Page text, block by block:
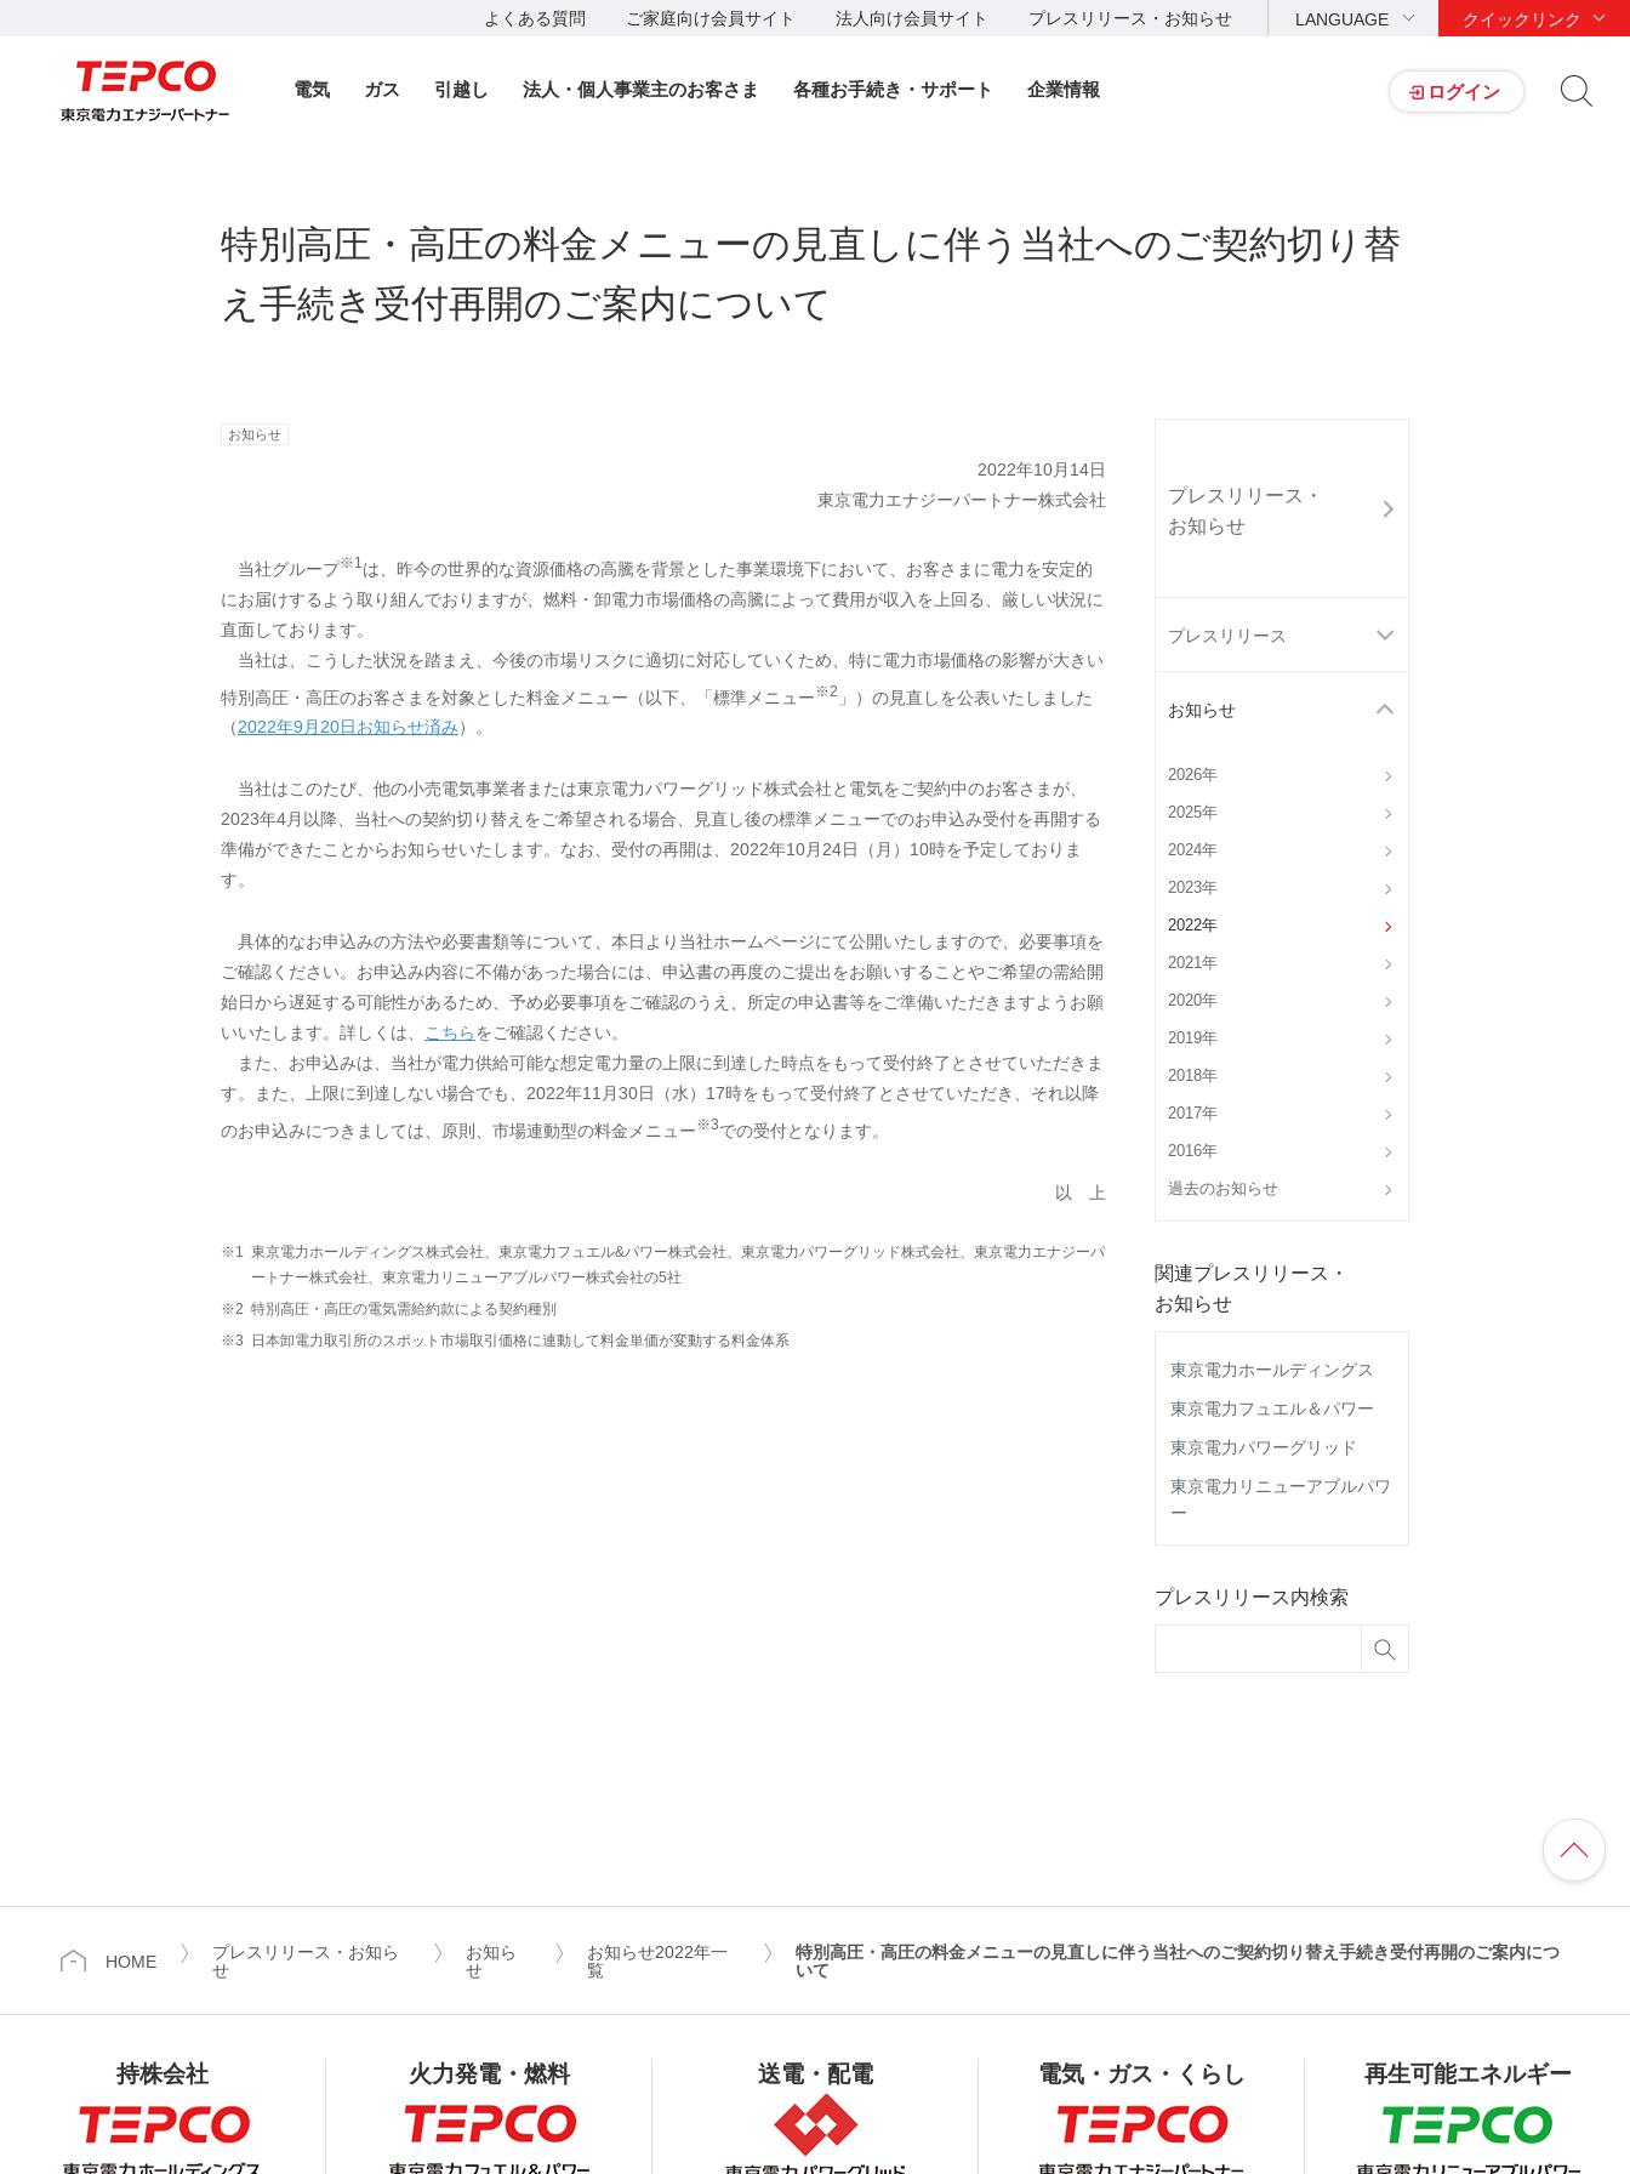
よくある質問 ご家庭向け会員サイト 法人向け会員サイト プレスリリース・お知らせ LANGUAGE クイックリンク
ログイン
電気 ガス 引越し 法人・個人事業主のお客さま 各種お手続き・サポート 企業情報
プレスリリース・
お知らせ
プレスリリース
お知らせ
2026年
2025年
2024年
2023年
2022年
2021年
2020年
2019年
2018年
2017年
2016年
過去のお知らせ
関連プレスリリース・
お知らせ
東京電力ホールディングス
東京電力フュエル＆パワー
東京電力パワーグリッド
東京電力リニューアブルパワ
ー
プレスリリース内検索
特別高圧・高圧の料金メニューの見直しに伴う当社へのご契約切り替
え手続き受付再開のご案内について
お知らせ
2022年10月14日
東京電力エナジーパートナー株式会社
当社グループ※1 は、昨今の世界的な資源価格の高騰を背景とした事業環境下において、お客さまに電力を安定的
にお届けするよう取り組んでおりますが、燃料・卸電力市場価格の高騰によって費用が収入を上回る、厳しい状況に
直面しております。
当社は、こうした状況を踏まえ、今後の市場リスクに適切に対応していくため、特に電力市場価格の影響が大きい
特別高圧・高圧のお客さまを対象とした料金メニュー（以下、「標準メニュー※2 」）の見直しを公表いたしました
（2022年9月20日お知らせ済み）。
当社はこのたび、他の小売電気事業者または東京電力パワーグリッド株式会社と電気をご契約中のお客さまが、
2023年4月以降、当社への契約切り替えをご希望される場合、見直し後の標準メニューでのお申込み受付を再開する
準備ができたことからお知らせいたします。なお、受付の再開は、2022年10月24日（月）10時を予定しておりま
す。
具体的なお申込みの方法や必要書類等について、本日より当社ホームページにて公開いたしますので、必要事項を
ご確認ください。お申込み内容に不備があった場合には、申込書の再度のご提出をお願いすることやご希望の需給開
始日から遅延する可能性があるため、予め必要事項をご確認のうえ、所定の申込書等をご準備いただきますようお願
いいたします。詳しくは、 こちらをご確認ください。
また、お申込みは、当社が電力供給可能な想定電力量の上限に到達した時点をもって受付終了とさせていただきま
す。また、上限に到達しない場合でも、2022年11月30日（水）17時をもって受付終了とさせていただき、それ以降
のお申込みにつきましては、原則、市場連動型の料金メニュー※3での受付となります。
以 上
※1 東京電力ホールディングス株式会社、東京電力フュエル&パワー株式会社、東京電力パワーグリッド株式会社、東京電力エナジーパ
ートナー株式会社、東京電力リニューアブルパワー株式会社の5社
※2 特別高圧・高圧の電気需給約款による契約種別
※3
日本卸電力取引所のスポット市場取引価格に連動して料金単価が変動する料金体系
HOME
プレスリリース・お知ら
せ
お知ら
せ
お知らせ2022年一
覧
特別高圧・高圧の料金メニューの見直しに伴う当社へのご契約切り替え手続き受付再開のご案内につ
いて
持株会社 火力発電・燃料 送電・配電 電気・ガス・くらし 再生可能エネルギー